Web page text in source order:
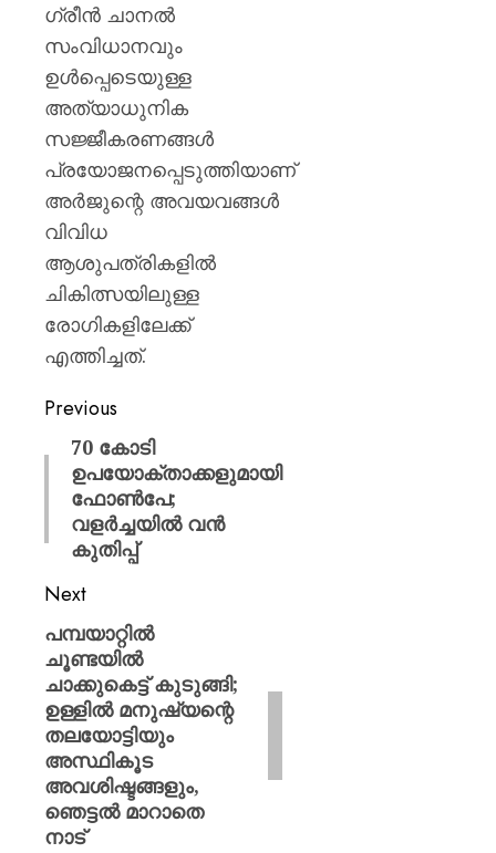
ഗ്രീൻ ചാനൽ
സംവിധാനവും
ഉൾപ്പെടെയുള്ള
അത്യാധുനിക
സജ്ജീകരണങ്ങൾ
പ്രയോജനപ്പെടുത്തിയാണ്
അർജുന്റെ അവയവങ്ങൾ
വിവിധ
ആശുപത്രികളിൽ
ചികിത്സയിലുള്ള
രോഗികളിലേക്ക്
എത്തിച്ചത്.
Previous
70 കോടി
ഉപയോക്താക്കളുമായി
ഫോൺപേ;
വളർച്ചയിൽ വൻ
കുതിപ്പ്
Next
പമ്പയാറ്റിൽ
ചൂണ്ടയിൽ
ചാക്കുകെട്ട് കുടുങ്ങി;
ഉള്ളിൽ മനുഷ്യന്റെ
തലയോട്ടിയും
അസ്ഥികൂട
അവശിഷ്ടങ്ങളും,
ഞെട്ടൽ മാറാതെ
നാട്